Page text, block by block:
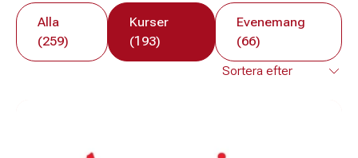
Alla
(259)
Kurser
(193)
Evenemang
(66)